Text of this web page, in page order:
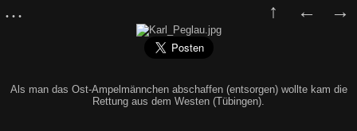
Als man das Ost-Ampelmännchen abschaffen (entsorgen) wollte kam die
Rettung aus dem Westen (Tübingen).